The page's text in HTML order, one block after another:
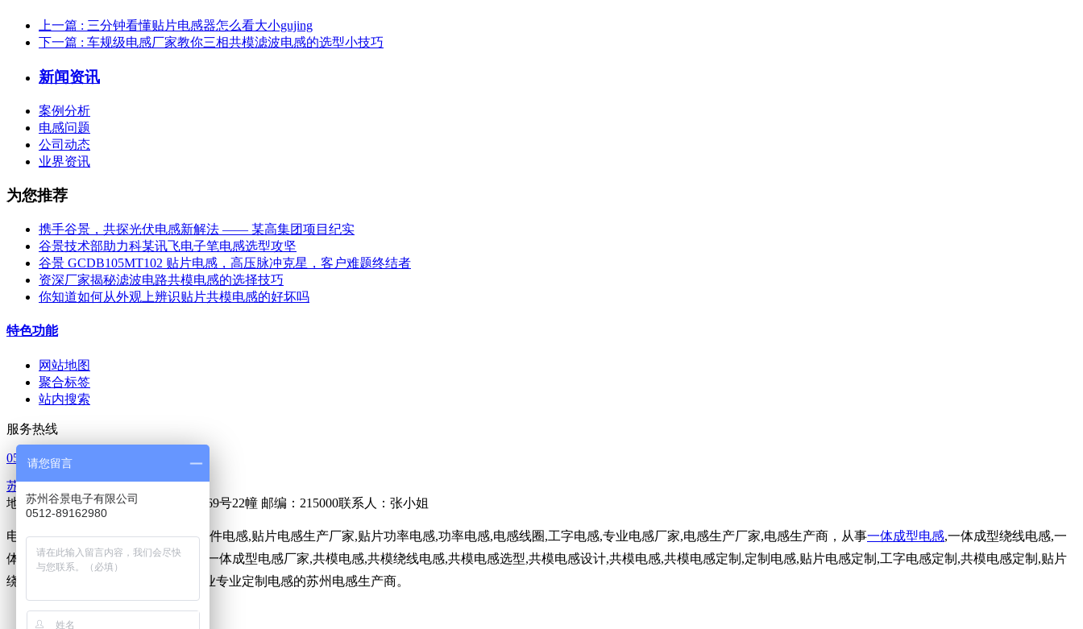
上一篇 : 三分钟看懂贴片电感器怎么看大小gujing
下一篇 : 车规级电感厂家教你三相共模滤波电感的选型小技巧
新闻资讯
案例分析
电感问题
公司动态
业界资讯
为您推荐
携手谷景，共探光伏电感新解法 —— 某高集团项目纪实
谷景技术部助力科某讯飞电子笔电感选型攻坚
谷景 GCDB105MT102 贴片电感，高压脉冲克星，客户难题终结者
资深厂家揭秘滤波电路共模电感的选择技巧
你知道如何从外观上辨识贴片共模电感的好坏吗
特色功能
网站地图
聚合标签
站内搜索
服务热线
0512-65368862
苏ICP备14023902号-1
地址：苏州市吴中区胥口镇新峰路269号22幢 邮编：215000联系人：张小姐
电感,贴片电感,贴片绕线电感,贴片插件电感,贴片电感生产厂家,贴片功率电感,功率电感,电感线圈,工字电感,专业电感厂家,电感生产厂家,电感生产商，从事一体成型电感,一体成型绕线电感,一
体成型贴片电感,一体成型屏蔽电感,一体成型电感厂家,共模电感,共模绕线电感,共模电感选型,共模电感设计,共模电感,共模电感定制,定制电感,贴片电感定制,工字电感定制,共模电感定制,贴片
绕线电感定制,一体成型电感。为企业专业定制电感的苏州电感生产商。
请您留言
苏州谷景电子有限公司
0512-89162980